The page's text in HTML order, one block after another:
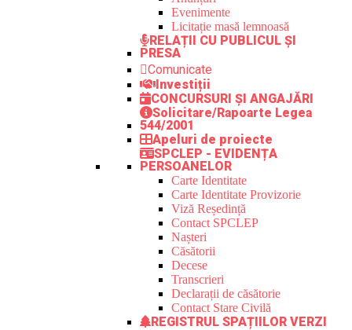
Evenimente
Licitație masă lemnoasă
RELAȚII CU PUBLICUL ȘI
PRESA
Comunicate
Investiții
CONCURSURI ȘI ANGAJĂRI
Solicitare/Rapoarte Legea
544/2001
Apeluri de proiecte
SPCLEP - EVIDENȚA
PERSOANELOR
Carte Identitate
Carte Identitate Provizorie
Viză Reședință
Contact SPCLEP
Nașteri
Căsătorii
Decese
Transcrieri
Declarații de căsătorie
Contact Stare Civilă
REGISTRUL SPAȚIILOR VERZI